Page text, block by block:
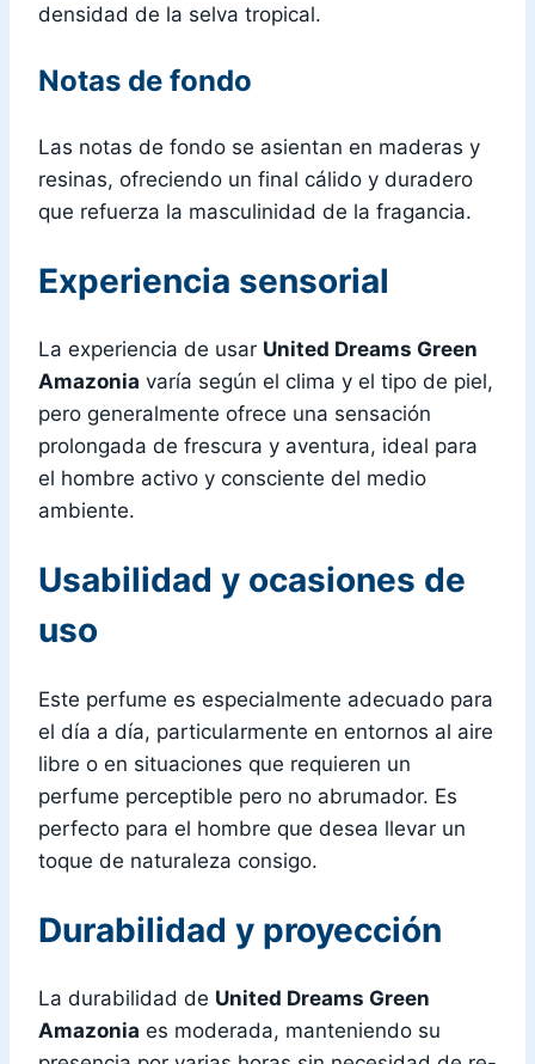
densidad de la selva tropical.
Notas de fondo
Las notas de fondo se asientan en maderas y
resinas, ofreciendo un final cálido y duradero
que refuerza la masculinidad de la fragancia.
Experiencia sensorial
La experiencia de usar United Dreams Green
Amazonia varía según el clima y el tipo de piel,
pero generalmente ofrece una sensación
prolongada de frescura y aventura, ideal para
el hombre activo y consciente del medio
ambiente.
Usabilidad y ocasiones de
uso
Este perfume es especialmente adecuado para
el día a día, particularmente en entornos al aire
libre o en situaciones que requieren un
perfume perceptible pero no abrumador. Es
perfecto para el hombre que desea llevar un
toque de naturaleza consigo.
Durabilidad y proyección
La durabilidad de United Dreams Green
Amazonia es moderada, manteniendo su